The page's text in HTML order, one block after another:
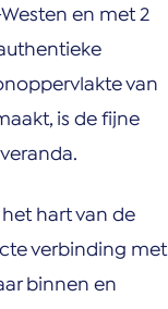
en met 2
van
is de fijne
hart van de
verbinding met
binnen en